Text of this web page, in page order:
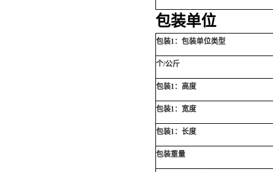
包装单位
包装1：包装单位类型
个/公斤
包装1：高度
包装1：宽度
包装1：长度
包装重量